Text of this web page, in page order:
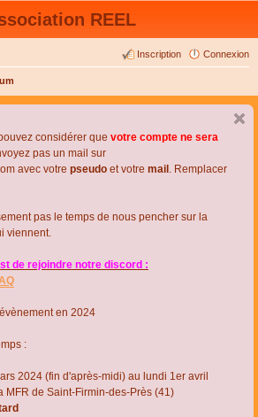
REEL
Connexion
Inscription
considérer que votre compte ne sera
pas un mail sur
avec votre pseudo et votre mail . Remplacer
pas le temps de nous pencher sur la
viennent.
de rejoindre notre discord :
en 2024
:
2024 (fin d'après-midi) au lundi 1er avril
MFR de Saint-Firmin-des-Près (41)